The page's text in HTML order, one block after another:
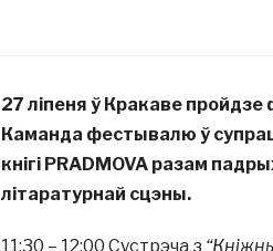
27 ліпеня ў Кракаве
Каманда фестывалю ў
кнігі PRADMOVA разам
літаратурнай сцэны.
11:30 – 12:00 Сустрэча з